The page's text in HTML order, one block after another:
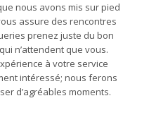
nous avons mis sur pied
assure des rencontres
prenez juste du bon
n’attendent que vous.
à votre service
intéressé; nous ferons
d’agréables moments.